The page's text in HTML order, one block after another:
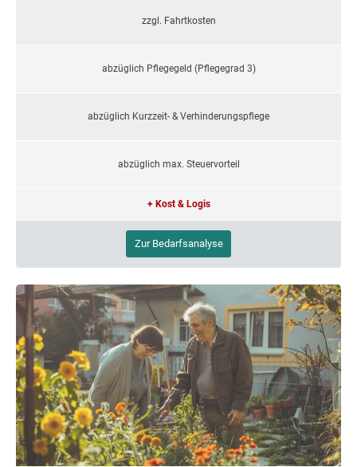
zzgl. Fahrtkosten
abzüglich Pflegegeld (Pflegegrad 3)
abzüglich Kurzzeit- & Verhinderungspflege
abzüglich max. Steuervorteil
+ Kost & Logis
Zur Bedarfsanalyse